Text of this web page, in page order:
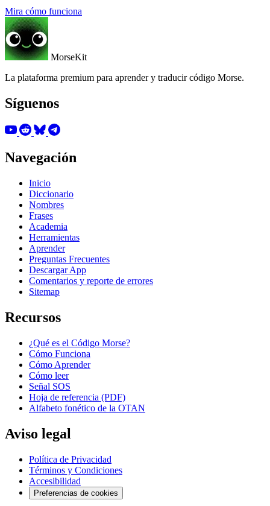
Mira cómo funciona
MorseKit
La plataforma premium para aprender y traducir código Morse.
Síguenos
Navegación
Inicio
Diccionario
Nombres
Frases
Academia
Herramientas
Aprender
Preguntas Frecuentes
Descargar App
Comentarios y reporte de errores
Sitemap
Recursos
¿Qué es el Código Morse?
Cómo Funciona
Cómo Aprender
Cómo leer
Señal SOS
Hoja de referencia (PDF)
Alfabeto fonético de la OTAN
Aviso legal
Política de Privacidad
Términos y Condiciones
Accesibilidad
Preferencias de cookies